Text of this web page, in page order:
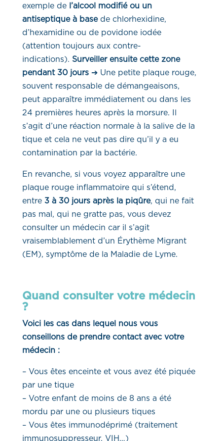
exemple de l’alcool modifié ou un
antiseptique à base de chlorhexidine,
d’hexamidine ou de povidone iodée
(attention toujours aux contre-
indications). Surveiller ensuite cette zone
pendant 30 jours ➔ Une petite plaque rouge,
souvent responsable de démangeaisons,
peut apparaître immédiatement ou dans les
24 premières heures après la morsure. Il
s’agit d’une réaction normale à la salive de la
tique et cela ne veut pas dire qu’il y a eu
contamination par la bactérie.
En revanche, si vous voyez apparaître une
plaque rouge inflammatoire qui s’étend,
entre 3 à 30 jours après la piqûre, qui ne fait
pas mal, qui ne gratte pas, vous devez
consulter un médecin car il s’agit
vraisemblablement d’un Érythème Migrant
(EM), symptôme de la Maladie de Lyme.
Quand consulter votre médecin
?
Voici les cas dans lequel nous vous
conseillons de prendre contact avec votre
médecin :
– Vous êtes enceinte et vous avez été piquée
par une tique
– Votre enfant de moins de 8 ans a été
mordu par une ou plusieurs tiques
– Vous êtes immunodéprimé (traitement
immunosuppresseur, VIH…)